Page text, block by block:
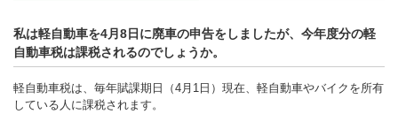
私は軽自動車を4月8日に廃車の申告をしましたが、今年度分の軽
自動車税は課税されるのでしょうか。
軽自動車税は、毎年賦課期日（4月1日）現在、軽自動車やバイクを所有
している人に課税されます。